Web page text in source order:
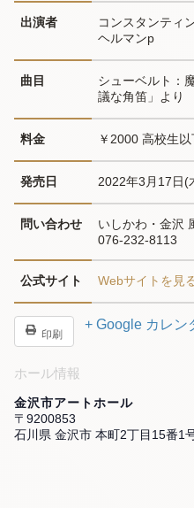
出演者
コンスタンティ
ヘルマンp
曲目
シューベルト：
議な角笛」より
料金 ￥2000 高校生
発売日 2022年3月17日(
問い合わせ
いしかわ・金沢
076-232-8113
公式サイト Webサイトを見
印刷
+ Google カレン
ホール情報
金沢市アートホール
〒9200853
石川県 金沢市 本町2丁目15番1